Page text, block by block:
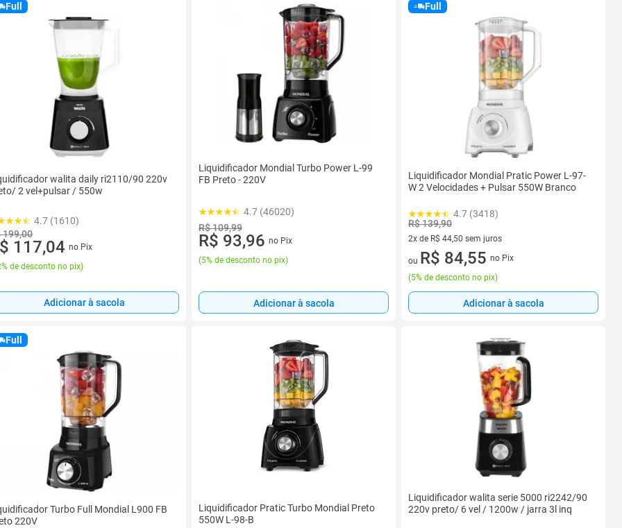
Full
walita daily ri2110/90 220v
2 vel+pulsar / 550w
4.7 (1610)
199,00
117,04 no Pix
de desconto no pix)
Adicionar à sacola
Liquidificador Mondial Turbo Power L-99
FB Preto - 220V
4.7 (46020)
R$ 109,99
R$ 93,96 no Pix
(5% de desconto no pix)
Adicionar à sacola
Full
Liquidificador Mondial Pratic Power L-97-
W 2 Velocidades + Pulsar 550W Branco
4.7 (3418)
R$ 139,90
2x de R$ 44,50 sem juros
2 vez de R$ 44,50 sem juros
ou R$ 84,55 no Pix
(5% de desconto no pix)
Adicionar à sacola
Full
Turbo Full Mondial L900 FB
220V
Liquidificador Pratic Turbo Mondial Preto
550W L-98-B
Liquidificador walita serie 5000 ri2242/90
220v preto/ 6 vel / 1200w / jarra 3l inq